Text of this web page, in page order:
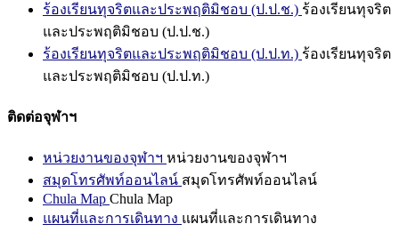
ร้องเรียนทุจริตและประพฤติมิชอบ (ป.ป.ช.) ร้องเรียนทุจริต
และประพฤติมิชอบ (ป.ป.ช.)
ร้องเรียนทุจริตและประพฤติมิชอบ (ป.ป.ท.) ร้องเรียนทุจริต
และประพฤติมิชอบ (ป.ป.ท.)
ติดต่อจุฬาฯ
หน่วยงานของจุฬาฯ หน่วยงานของจุฬาฯ
สมุดโทรศัพท์ออนไลน์ สมุดโทรศัพท์ออนไลน์
Chula Map Chula Map
แผนที่และการเดินทาง แผนที่และการเดินทาง